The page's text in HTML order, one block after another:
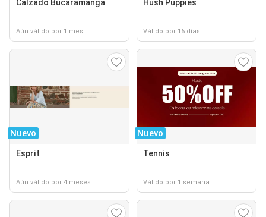
Calzado Bucaramanga
Aún válido por 1 mes
Hush Puppies
Válido por 16 días
Nuevo
Esprit
Aún válido por 4 meses
Nuevo
Tennis
Válido por 1 semana